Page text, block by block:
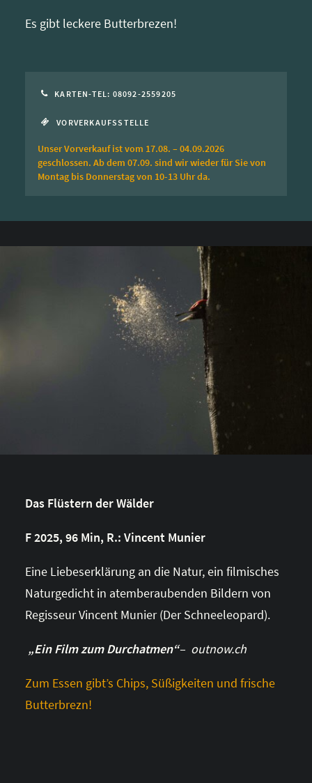
Das Flüstern der Wälder
F 2025, 96 Min, R.: Vincent Munier
Eine Liebeserklärung an die Natur, ein filmisches
Naturgedicht in atemberaubenden Bildern von
Regisseur Vincent Munier (Der Schneeleopard).
„Ein Film zum Durchatmen“– outnow.ch
Zum Essen gibt’s Chips, Süßigkeiten und frische
Butterbrezn!
Es gibt leckere Butterbrezen!
KARTEN-TEL: 08092-2559205
VORVERKAUFSSTELLE
Unser Vorverkauf ist vom 17.08. – 04.09.2026
geschlossen. Ab dem 07.09. sind wir wieder für Sie von
Montag bis Donnerstag von 10-13 Uhr da.